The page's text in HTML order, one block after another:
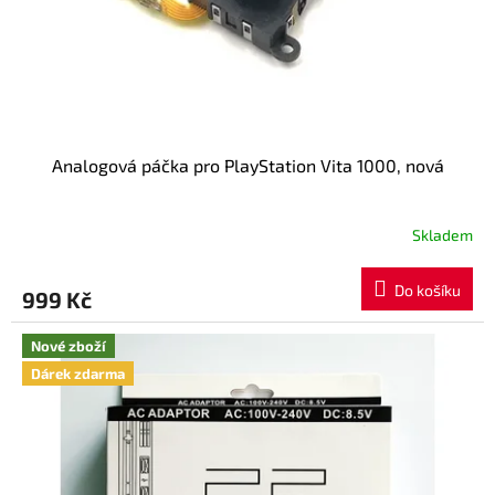
Analogová páčka pro PlayStation Vita 1000, nová
Skladem
999 Kč Do košíku
Nové zboží
Dárek zdarma